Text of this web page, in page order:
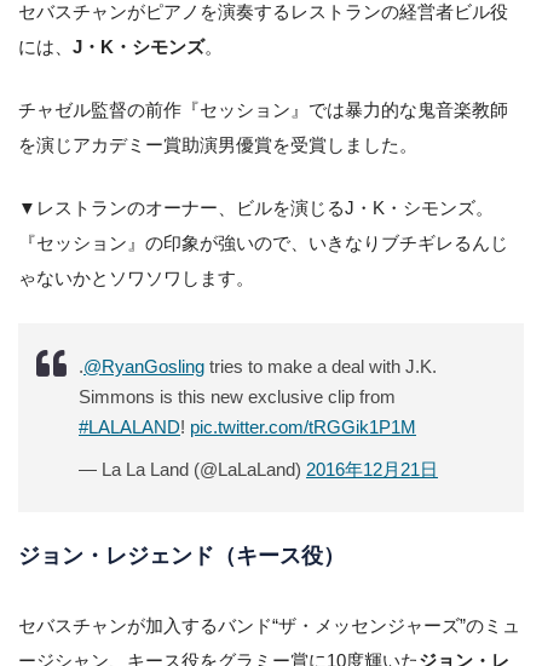
セバスチャンがピアノを演奏するレストランの経営者ビル役
には、 J・K・シモンズ。
チャゼル監督の前作『セッション』では暴力的な鬼音楽教師
を演じアカデミー賞助演男優賞を受賞しました。
▼レストランのオーナー、ビルを演じるJ・K・シモンズ。
『セッション』の印象が強いので、いきなりブチギレるんじ
ゃないかとソワソワします。
.@RyanGosling tries to make a deal with J.K.
Simmons is this new exclusive clip from
#LALALAND! pic.twitter.com/tRGGik1P1M
— La La Land (@LaLaLand) 2016年12月21日
ジョン・レジェンド（キース役）
セバスチャンが加入するバンド“ザ・メッセンジャーズ”のミュ
ージシャン、キース役をグラミー賞に10度輝いたジョン・レ